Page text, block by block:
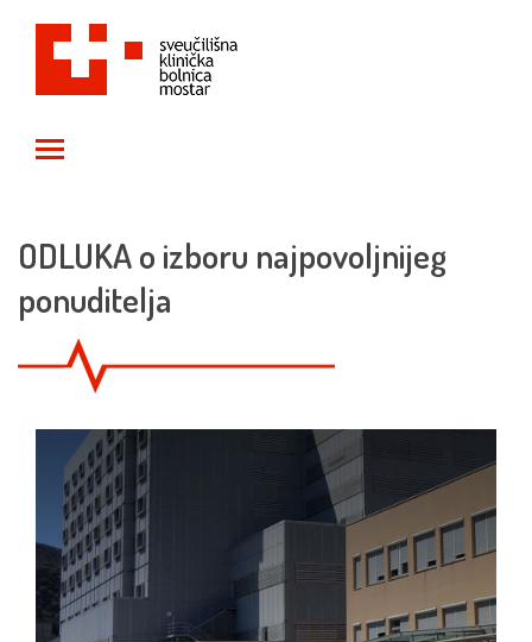
ODLUKA o izboru najpovoljnijeg
ponuditelja